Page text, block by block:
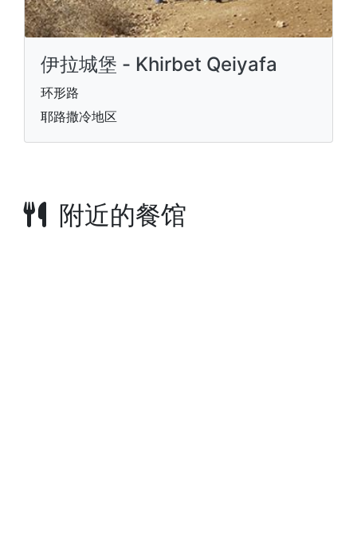
伊拉城堡 - Khirbet Qeiyafa
环形路
耶路撒冷地区
附近的餐馆